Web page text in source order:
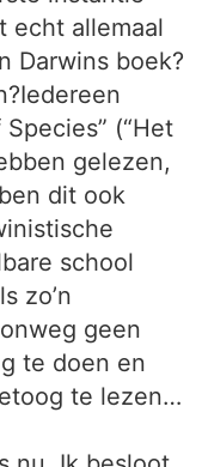
echt allemaal
Darwins boek?
(“Het
gelezen,
dit ook
school
zo’n
geen
te doen en
te lezen…